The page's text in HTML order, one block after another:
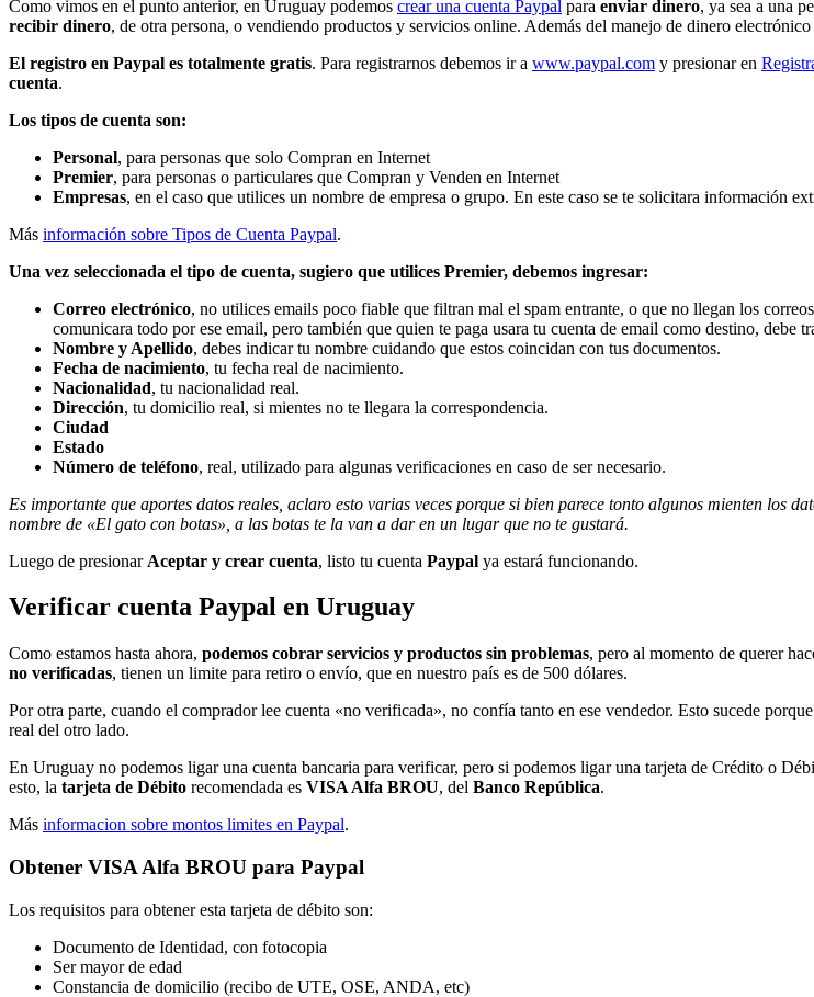
Como vimos en el punto anterior, en Uruguay podemos crear una cuenta Paypal para enviar dinero, ya sea a una
recibir dinero, de otra persona, o vendiendo productos y servicios online. Además del manejo de dinero
El registro en Paypal es totalmente gratis. Para registrarnos debemos ir a www.paypal.com y presionar en
cuenta.
Los tipos de cuenta son:
Personal, para personas que solo Compran en Internet
Premier, para personas o particulares que Compran y Venden en Internet
Empresas, en el caso que utilices un nombre de empresa o grupo. En este caso se te solicitara información
Más información sobre Tipos de Cuenta Paypal.
Una vez seleccionada el tipo de cuenta, sugiero que utilices Premier, debemos ingresar:
Correo electrónico, no utilices emails poco fiable que filtran mal el spam entrante, o que no llegan los
comunicara todo por ese email, pero también que quien te paga usara tu cuenta de email como destino, debe
Nombre y Apellido, debes indicar tu nombre cuidando que estos coincidan con tus documentos.
Fecha de nacimiento, tu fecha real de nacimiento.
Nacionalidad, tu nacionalidad real.
Dirección, tu domicilio real, si mientes no te llegara la correspondencia.
Ciudad
Estado
Número de teléfono, real, utilizado para algunas verificaciones en caso de ser necesario.
Es importante que aportes datos reales, aclaro esto varias veces porque si bien parece tonto algunos mienten los
nombre de «El gato con botas», a las botas te la van a dar en un lugar que no te gustará.
Luego de presionar Aceptar y crear cuenta, listo tu cuenta Paypal ya estará funcionando.
Verificar cuenta Paypal en Uruguay
Como estamos hasta ahora, podemos cobrar servicios y productos sin problemas, pero al momento de querer
no verificadas, tienen un limite para retiro o envío, que en nuestro país es de 500 dólares.
Por otra parte, cuando el comprador lee cuenta «no verificada», no confía tanto en ese vendedor. Esto sucede
real del otro lado.
En Uruguay no podemos ligar una cuenta bancaria para verificar, pero si podemos ligar una tarjeta de Crédito o
esto, la tarjeta de Débito recomendada es VISA Alfa BROU, del Banco República.
Más informacion sobre montos limites en Paypal.
Obtener VISA Alfa BROU para Paypal
Los requisitos para obtener esta tarjeta de débito son:
Documento de Identidad, con fotocopia
Ser mayor de edad
Constancia de domicilio (recibo de UTE, OSE, ANDA, etc)